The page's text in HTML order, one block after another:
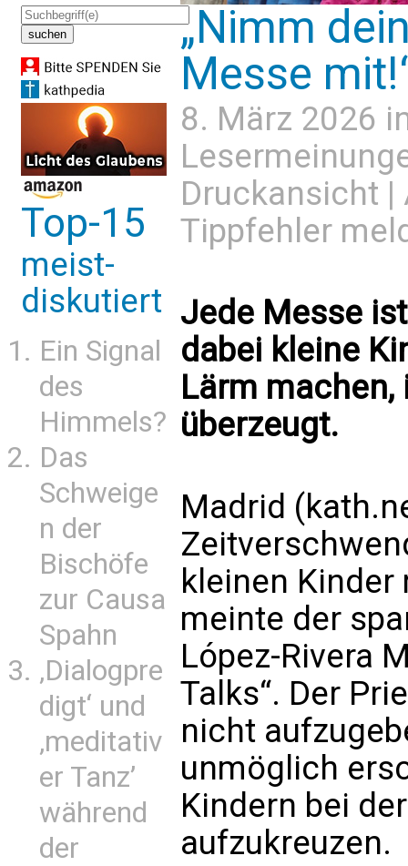
Top-15
meist-
diskutiert
Ein Signal
des
Himmels?
Das
Schweige
n der
Bischöfe
zur Causa
Spahn
‚Dialogpre
digt‘ und
‚meditativ
er Tanz’
während
der
„Nimm
Messe
8. März 2026
Druckansicht |
Tippfehler
Jede Messe
dabei kleine
Lärm
überzeugt.
Madrid
kleinen
meinte der
López-Rivera
Talks“. Der
nicht
unmöglich
Kindern bei
aufzukreuzen.